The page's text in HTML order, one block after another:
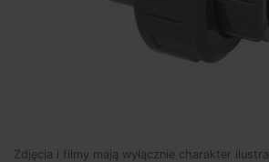
Zdjęcia i filmy mają wyłącznie charakter